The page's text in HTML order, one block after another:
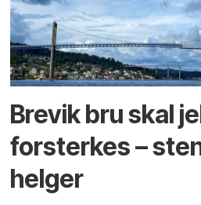
Brevik bru skal
forsterkes –
helger